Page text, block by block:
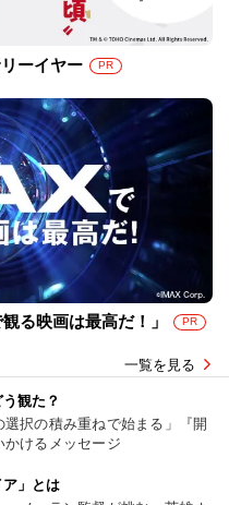
ーイヤー PR
る映画は最高だ！」 PR
一覧を見る
観た？
選択の積み重ねで始まる」『開
かけるメッセージ
ア」とは